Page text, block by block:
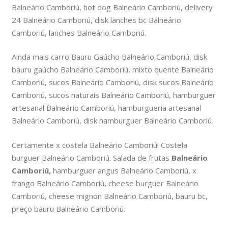
Balneário Camboriú, hot dog Balneário Camboriú, delivery
24 Balneário Camboriú, disk lanches bc Balneário
Camboriú, lanches Balneário Camboriú.
Ainda mais carro Bauru Gaúcho Balneário Camboriú, disk
bauru gaúcho Balneário Camboriú, mixto quente Balneário
Camboriú, sucos Balneário Camboriú, disk sucos Balneário
Camboriú, sucos naturais Balneário Camboriú, hamburguer
artesanal Balneário Camboriú, hamburgueria artesanal
Balneário Camboriú, disk hamburguer Balneário Camboriú.
Certamente x costela Balneário Camboriú! Costela
burguer Balneário Camboriú. Salada de frutas Balneário
Camboriú, hamburguer angus Balneário Camboriú, x
frango Balneário Camboriú, cheese burguer Balneário
Camboriú, cheese mignon Balneário Camboriú, bauru bc,
preço bauru Balneário Camboriú.